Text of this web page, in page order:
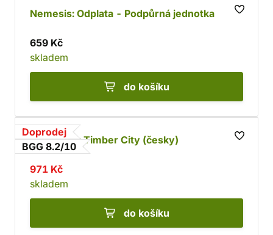
Nemesis: Odplata - Podpůrná jednotka
659 Kč
skladem
do košíku
Doprodej
BGG 8.2/10
Frostpunk: Timber City (česky)
971 Kč
skladem
do košíku